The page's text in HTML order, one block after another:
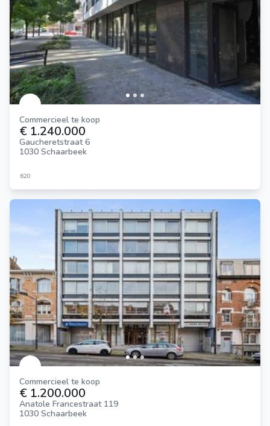
Commercieel te koop
€ 1.240.000
Gaucheretstraat 6
1030 Schaarbeek
620
Commercieel te koop
€ 1.200.000
Anatole Francestraat 119
1030 Schaarbeek